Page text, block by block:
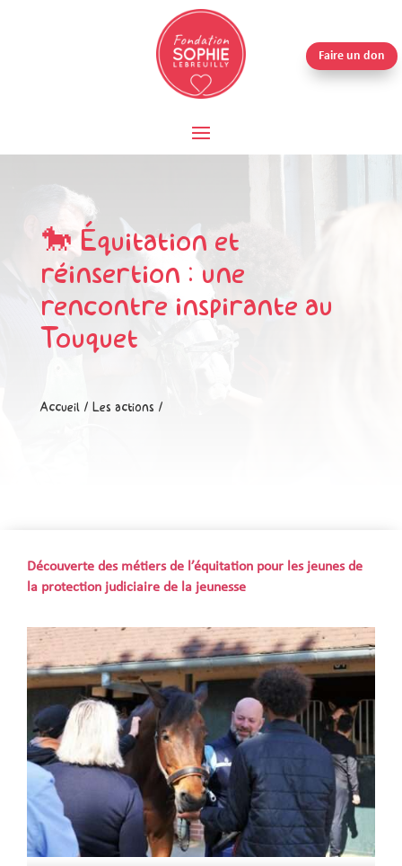
Faire un don
🐎 Équitation et
réinsertion : une
rencontre inspirante au
Touquet
Accueil/ Les actions /
Découverte des métiers de l’équitation pour les jeunes de
la protection judiciaire de la jeunesse